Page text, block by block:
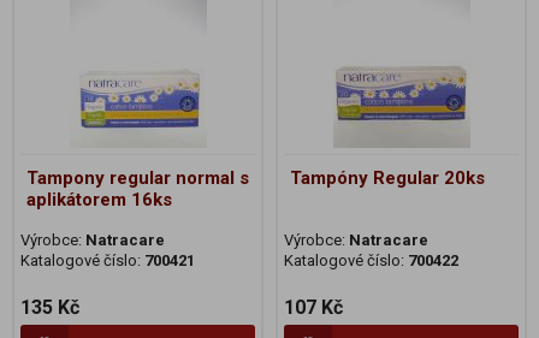
Tampony regular normal s
aplikátorem 16ks
Výrobce: Natracare
Katalogové číslo: 700421
135 Kč
Tampóny Regular 20ks
Výrobce: Natracare
Katalogové číslo: 700422
107 Kč